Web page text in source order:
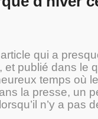
qui a
et publié dans le
temps où
la presse, un
n’y a pas